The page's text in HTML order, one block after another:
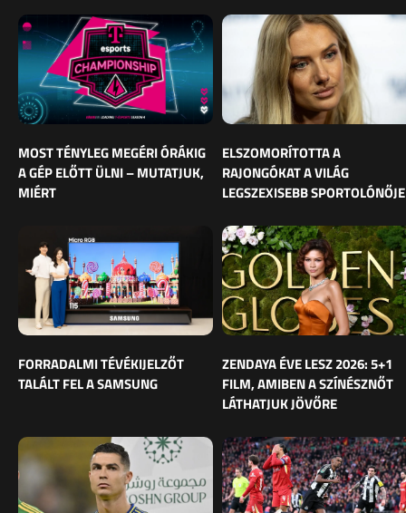
MOST TÉNYLEG MEGÉRI ÓRÁKIG
A GÉP ELŐTT ÜLNI – MUTATJUK,
MIÉRT
ELSZOMORÍTOTTA A
RAJONGÓKAT A VILÁG
LEGSZEXISEBB SPORTOLÓNŐJE
FORRADALMI TÉVÉKIJELZŐT
TALÁLT FEL A SAMSUNG
ZENDAYA ÉVE LESZ 2026: 5+1
FILM, AMIBEN A SZÍNÉSZNŐT
LÁTHATJUK JÖVŐRE